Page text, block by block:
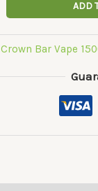
ADD
Crown Bar Vape